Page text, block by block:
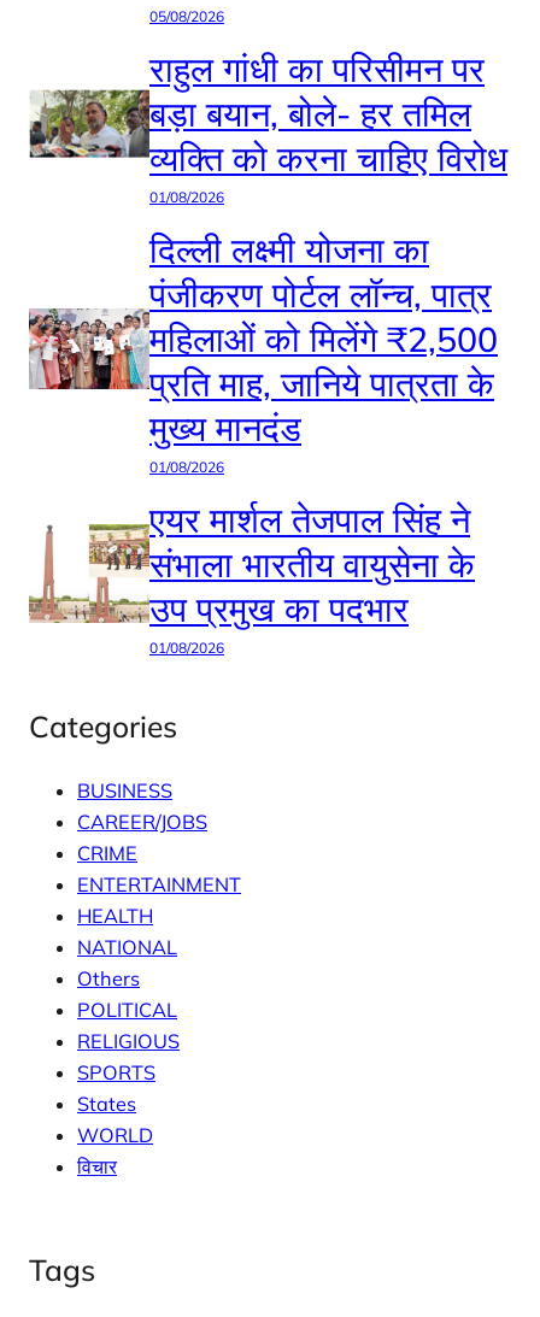
05/08/2026
राहुल गांधी का परिसीमन पर
बड़ा बयान, बोले- हर तमिल
व्यक्ति को करना चाहिए विरोध
01/08/2026
दिल्ली लक्ष्मी योजना का
पंजीकरण पोर्टल लॉन्च, पात्र
महिलाओं को मिलेंगे ₹2,500
प्रति माह, जानिये पात्रता के
मुख्य मानदंड
01/08/2026
एयर मार्शल तेजपाल सिंह ने
संभाला भारतीय वायुसेना के
उप प्रमुख का पदभार
01/08/2026
Categories
BUSINESS
CAREER/JOBS
CRIME
ENTERTAINMENT
HEALTH
NATIONAL
Others
POLITICAL
RELIGIOUS
SPORTS
States
WORLD
विचार
Tags